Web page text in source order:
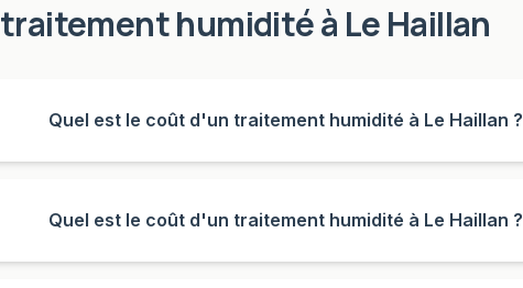
traitement humiditéà Le Haillan
Quel est le coût d'un traitement humidité à Le Haillan ?
Quel est le coût d'un traitement humidité à Le Haillan ?